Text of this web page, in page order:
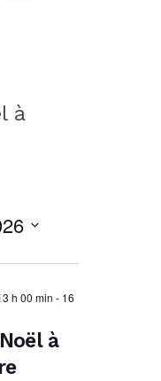
à
h 00 min - 16
à